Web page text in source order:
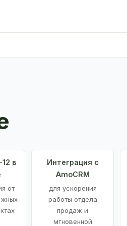
в
от
Интеграция с
AmoCRM
для ускорения
работы отдела
продаж и
мгновенной